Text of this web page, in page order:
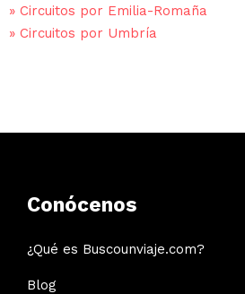
» Circuitos por Emilia-Romaña
» Circuitos por Umbría
Conócenos
¿Qué es Buscounviaje.com?
Blog